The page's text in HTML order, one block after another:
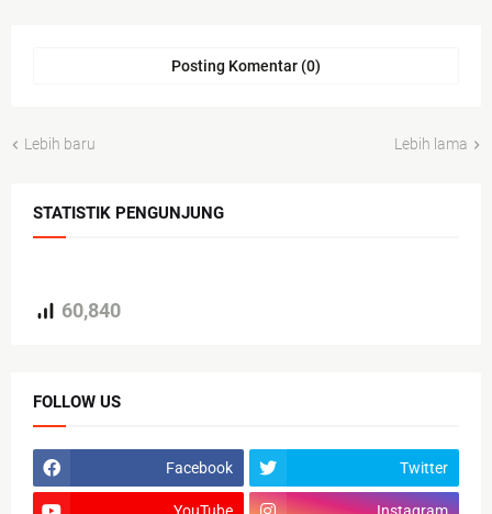
Posting Komentar (0)
Lebih baru Lebih lama
STATISTIK PENGUNJUNG
60,840
FOLLOW US
Facebook Twitter
YouTube Instagram